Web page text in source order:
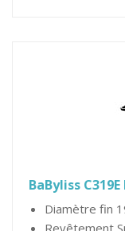
BaByliss
Diamètre fin
Revêtement